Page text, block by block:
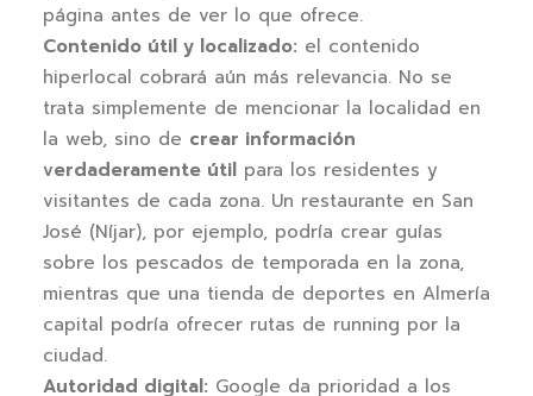
página antes de ver lo que ofrece.
Contenido útil y localizado: el contenido
hiperlocal cobrará aún más relevancia. No se
trata simplemente de mencionar la localidad en
la web, sino de crear información
verdaderamente útil para los residentes y
visitantes de cada zona. Un restaurante en San
José (Níjar), por ejemplo, podría crear guías
sobre los pescados de temporada en la zona,
mientras que una tienda de deportes en Almería
capital podría ofrecer rutas de running por la
ciudad.
Autoridad digital: Google da prioridad a los